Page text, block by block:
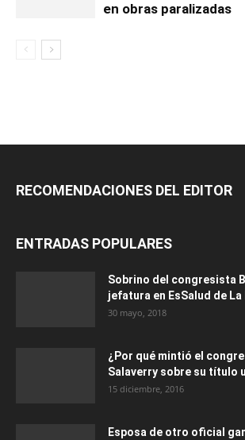
en obras paralizadas
RECOMENDACIONES DEL EDITOR
ENTRADAS POPULARES
Sobrino del congresista
jefatura en EsSalud de La
30 mayo, 2018
¿Por qué mintió el
Salaverry sobre su título
15 diciembre, 2016
Esposa de otro oficial